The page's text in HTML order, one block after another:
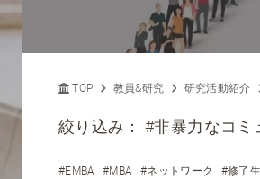
TOP 教員&研究 研究活動紹介
絞り込み：#非暴力なコミ
#EMBA #MBA #ネットワーク #修了生